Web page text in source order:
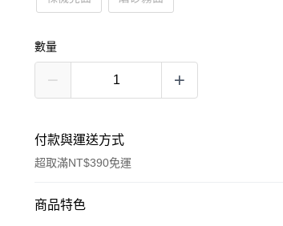
數量
付款與運送方式
超取滿NT$390免運
付款方式
商品特色